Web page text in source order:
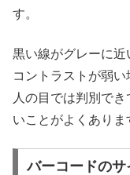
す。
黒い線がグレーに
コントラストが弱い
人の目では判別で
いことがよくありま
バーコードの